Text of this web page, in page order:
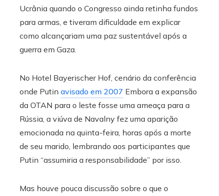
Ucrânia quando o Congresso ainda retinha fundos
para armas, e tiveram dificuldade em explicar
como alcançariam uma paz sustentável após a
guerra em Gaza.
No Hotel Bayerischer Hof, cenário da conferência
onde Putin avisado em 2007 Embora a expansão
da OTAN para o leste fosse uma ameaça para a
Rússia, a viúva de Navalny fez uma aparição
emocionada na quinta-feira, horas após a morte
de seu marido, lembrando aos participantes que
Putin “assumiria a responsabilidade” por isso.
Mas houve pouca discussão sobre o que o